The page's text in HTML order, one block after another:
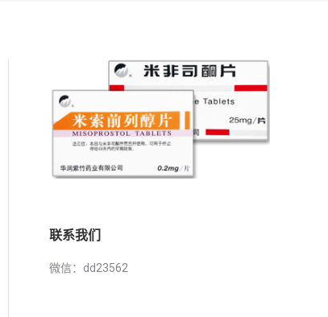
联系我们
微信：dd23562